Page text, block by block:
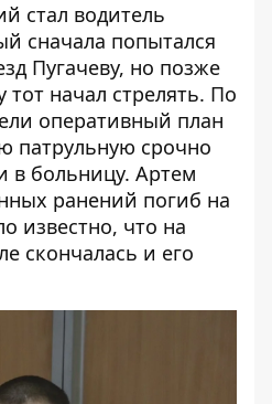
стал водитель
сначала попытался
Пугачеву, но позже
тот начал стрелять. По
оперативный план
патрульную срочно
в больницу. Артем
ранений погиб на
известно, что на
скончалась и его